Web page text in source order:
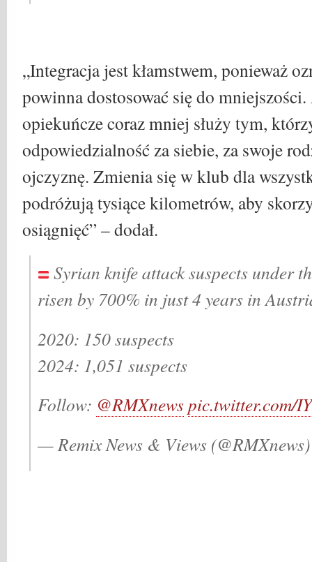
„Integracja jest kłamstwem, ponieważ
powinna dostosować się do mniejszości.
opiekuńcze coraz mniej służy tym,
odpowiedzialność za siebie, za swoje
ojczyznę. Zmienia się w klub dla
podróżują tysiące kilometrów, aby
osiągnięć” – dodał.
Syrian knife attack suspects under
risen by 700% in just 4 years in
2020: 150 suspects
2024: 1,051 suspects
Follow: @RMXnewspic.twitter.com/
— Remix News & Views